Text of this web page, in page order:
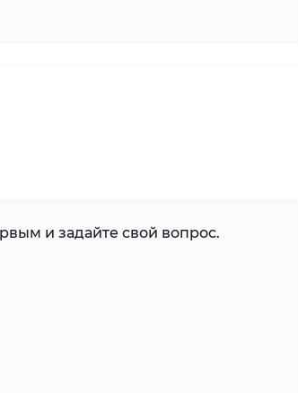
и задайте свой вопрос.